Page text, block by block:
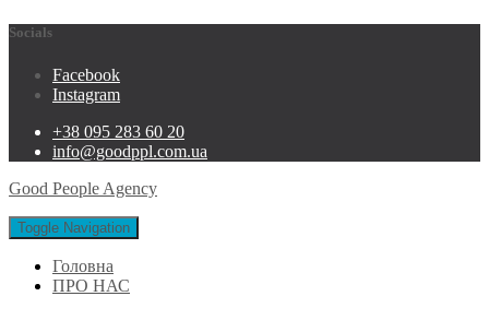
Socials
Facebook
Instagram
+38 095 283 60 20
info@goodppl.com.ua
Good People Agency
Toggle Navigation
Головна
ПРО НАС